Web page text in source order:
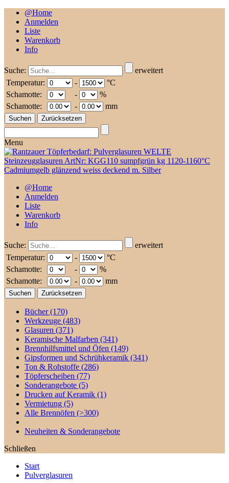
@Home
Anmelden
Liste
Warenkorb
Info
Suche:
erweitert
Temperatur:
-
°C
Schamotte:
-
%
Schamotte:
- mm
Menu
@Home
Anmelden
Liste
Warenkorb
Info
Suche:
erweitert
Temperatur:
-
°C
Schamotte:
-
%
Schamotte:
- mm
Bücher(170)
Werkzeuge (483)
Glasuren (371)
Keramische Malfarben (341)
Brennhilfsmittel und Öfen (149)
Gipsformen und Schrühkeramik (341)
Ton & Rohstoffe (286)
Töpferscheiben (77)
Sonderangebote (5)
Drucken auf Keramik (1)
Vermietung (5)
Alle Brennöfen (>300)
Neuheiten & Sonderangebote
Schließen
Start
Pulverglasuren